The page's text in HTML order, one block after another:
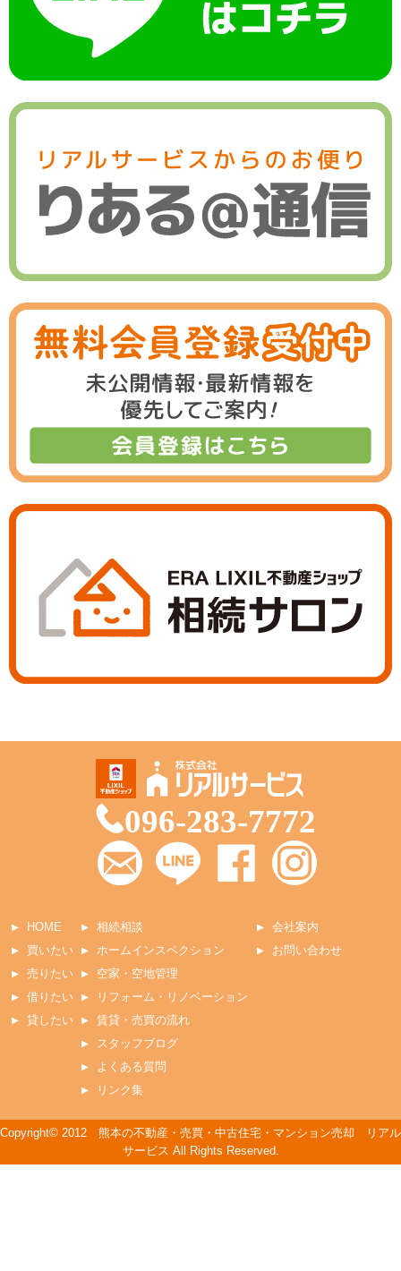
096-283-7772
HOME
買いたい
売りたい
借りたい
貸したい
相続相談
ホームインスペクション
空家・空地管理
リフォーム・リノベーション
賃貸・売買の流れ
スタッフブログ
よくある質問
リンク集
会社案内
お問い合わせ
Copyright© 2012 熊本の不動産・売買・中古住宅・マンション売却 リアル
サービス All Rights Reserved.